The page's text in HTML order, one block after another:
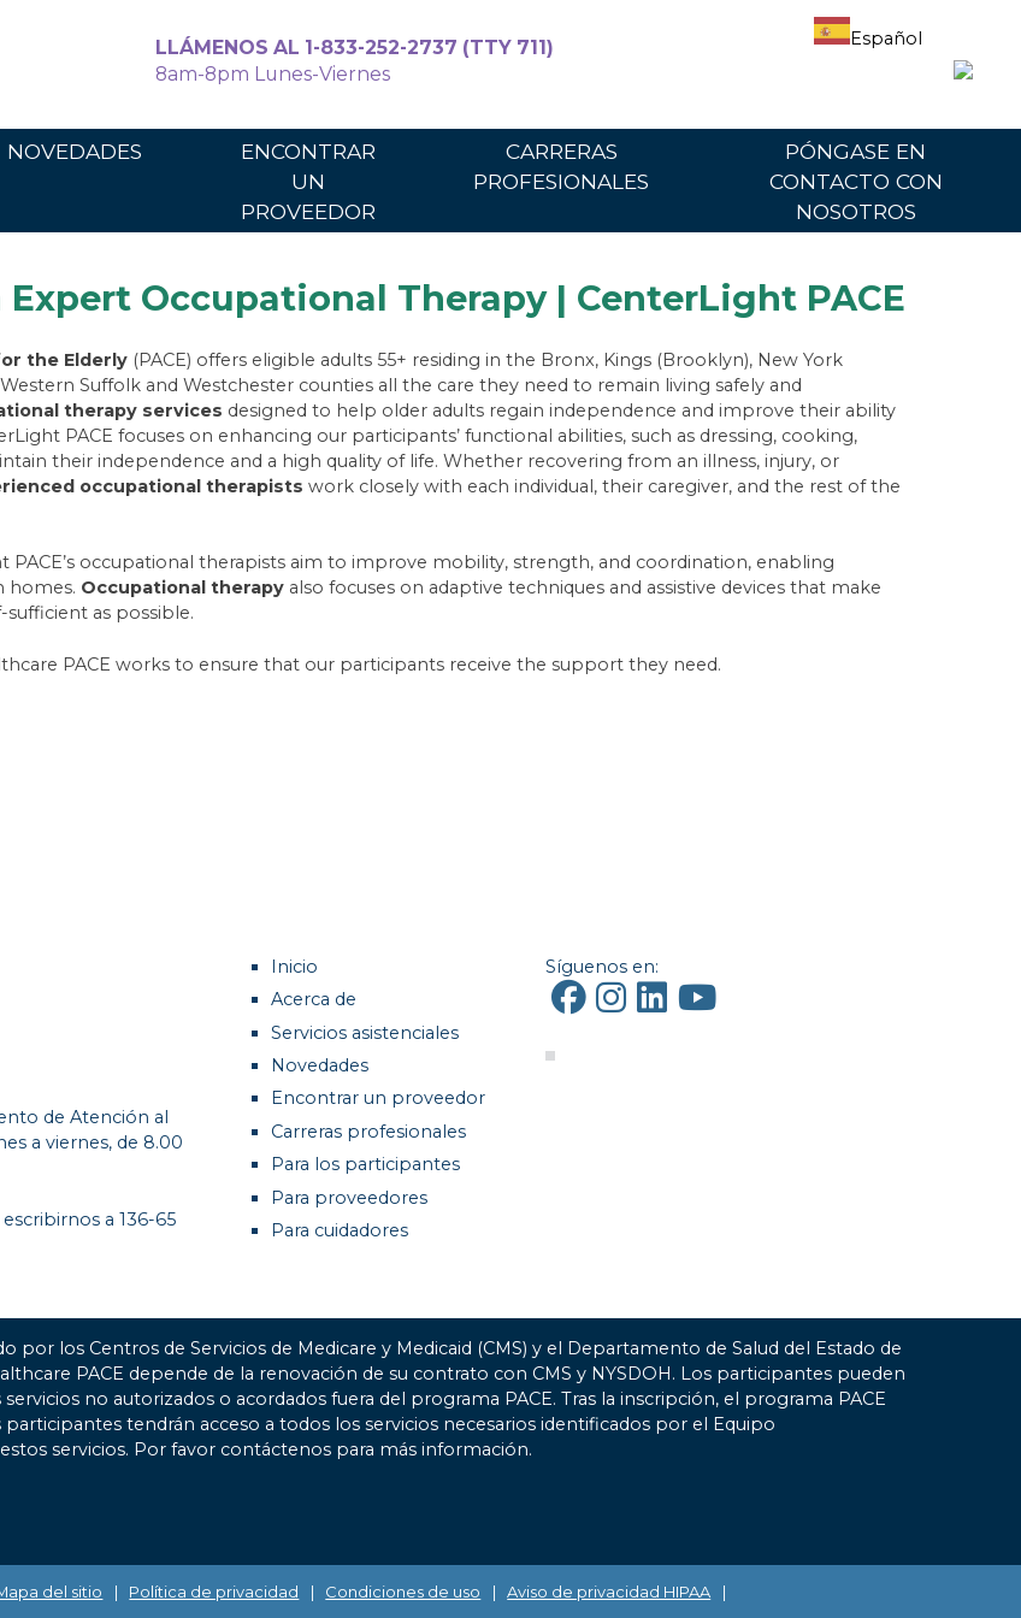
LLÁMENOS AL 1-833-252-2737 (TTY 711)
8am-8pm Lunes-Viernes
Español
Para cuidadores Para los participantes Para proveedores Portal del proveedor
NOVEDADES
ENCONTRAR
UN
PROVEEDOR
CARRERAS
PROFESIONALES
PÓNGASE EN
CONTACTO CON
NOSOTROS
Occupational Therapy | CenterLight PACE
the Elderly (PACE) offers eligible adults 55+ residing in the Bronx, Kings (Brooklyn), New York
Suffolk and Westchester counties all the care they need to remain living safely and
therapy services designed to help older adults regain independence and improve their ability
PACE focuses on enhancing our participants’ functional abilities, such as dressing, cooking,
their independence and a high quality of life. Whether recovering from an illness, injury, or
occupational therapists work closely with each individual, their caregiver, and the rest of the
PACE’s occupational therapists aim to improve mobility, strength, and coordination, enabling
homes. Occupational therapy also focuses on adaptive techniques and assistive devices that make
as possible.
PACE works to ensure that our participants receive the support they need.
de Atención al
a viernes, de 8.00
a 136-65
Inicio
Acerca de
Servicios asistenciales
Novedades
Encontrar un proveedor
Carreras profesionales
Para los participantes
Para proveedores
Para cuidadores
Síguenos en:
los Centros de Servicios de Medicare y Medicaid (CMS) y el Departamento de Salud del Estado de
PACE depende de la renovación de su contrato con CMS y NYSDOH. Los participantes pueden
no autorizados o acordados fuera del programa PACE. Tras la inscripción, el programa PACE
tendrán acceso a todos los servicios necesarios identificados por el Equipo
servicios. Por favor contáctenos para más información.
del sitio | Política de privacidad | Condiciones de uso | Aviso de privacidad HIPAA
|